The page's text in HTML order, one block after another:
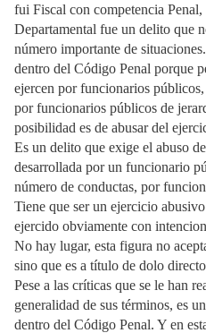
fui Fiscal con competencia
Departamental fue un delito que
número importante de
dentro del Código Penal porque
ejercen por funcionarios
por funcionarios públicos de
posibilidad es de abusar del
Es un delito que exige el abuso
desarrollada por un funcionario
número de conductas, por
Tiene que ser un ejercicio
ejercido obviamente con
No hay lugar, esta figura no
sino que es a título de dolo
Pese a las críticas que se le han
generalidad de sus términos, es
dentro del Código Penal. Y en